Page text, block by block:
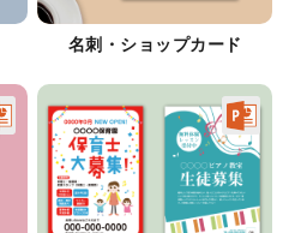
名刺・ショップカード